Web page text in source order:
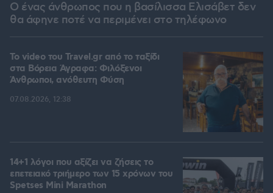
Ο ένας άνθρωπος που η βασίλισσα Ελισάβετ δεν
θα άφηνε ποτέ να περιμένει στο τηλέφωνο
To video του Travel.gr από το ταξίδι
στα Βόρεια Άγραφα: Φιλόξενοι
Άνθρωποι, ανόθευτη Φύση
07.08.2026, 12:38
14+1 λόγοι που αξίζει να ζήσεις το
επετειακό τριήμερο των 15 χρόνων του
Spetses Mini Marathon